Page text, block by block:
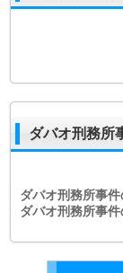
ダバオ刑務所
ダバオ刑務所事
ダバオ刑務所事